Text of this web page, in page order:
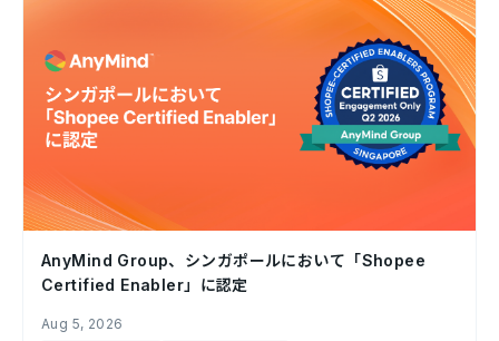
AnyMind Group、シンガポールにおいて「Shopee
Certified Enabler」に認定
Aug 5, 2026